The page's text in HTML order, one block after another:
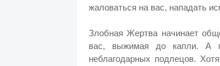
жаловаться на вас, нападать
Злобная Жертва начинает
вас, выжимая до капли. А
неблагодарных подлецов.